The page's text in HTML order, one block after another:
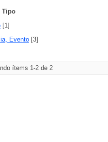
Tipo
[1]
Evento [3]
ítems 1-2 de 2